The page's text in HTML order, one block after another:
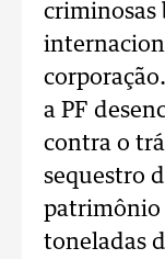
criminosas
a PF
contra o
sequestro
patrimônio
toneladas